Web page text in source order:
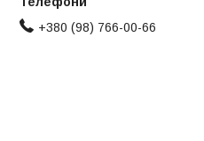
+380 (98) 766-00-66